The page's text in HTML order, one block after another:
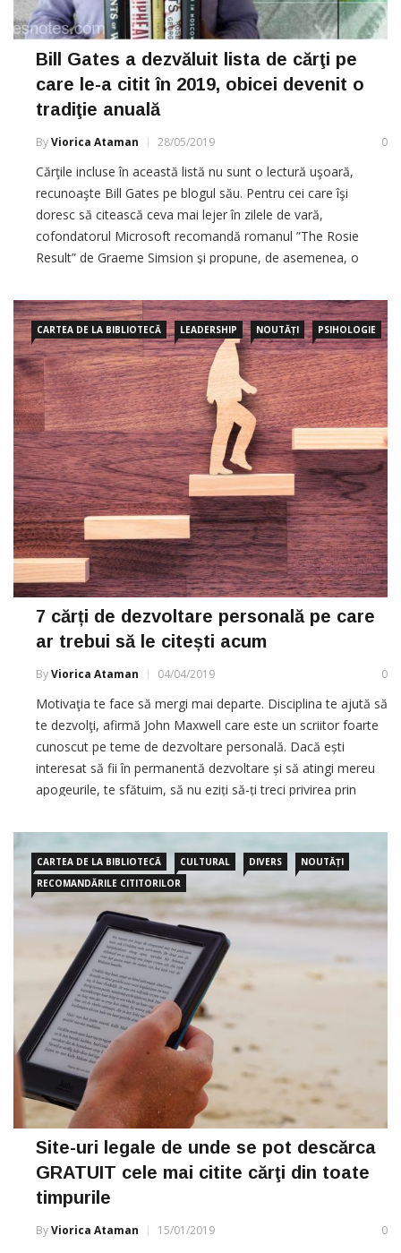
Bill Gates a dezvăluit lista de cărţi pe
care le-a citit în 2019, obicei devenit o
tradiţie anuală
ByViorica Ataman 28/05/2019 0
Cărţile incluse în această listă nu sunt o lectură uşoară,
recunoaşte Bill Gates pe blogul său. Pentru cei care îşi
doresc să citească ceva mai lejer în zilele de vară,
cofondatorul Microsoft recomandă romanul ”The Rosie
Result” de Graeme Simsion şi propune, de asemenea, o
soţia sa, Melinda
CARTEA DE LA BIBLIOTECĂ LEADERSHIP NOUTĂȚI PSIHOLOGIE
7 cărți de dezvoltare personală pe care
ar trebui să le citești acum
ByViorica Ataman 04/04/2019 0
Motivaţia te face să mergi mai departe. Disciplina te ajută să
te dezvolţi, afirmă John Maxwell care este un scriitor foarte
cunoscut pe teme de dezvoltare personală. Dacă ești
interesat să fii în permanentă dezvoltare și să atingi mereu
apogeurile, te sfătuim, să nu eziți să-ți treci privirea prin
CARTEA DE LA BIBLIOTECĂ CULTURAL DIVERS
NOUTĂȚI
RECOMANDĂRILE CITITORILOR
Site-uri legale de unde se pot descărca
GRATUIT cele mai citite cărţi din toate
timpurile
ByViorica Ataman 15/01/2019 0